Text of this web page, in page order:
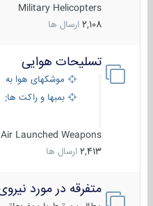
Military Helicopters
2,108 ارسال ها
تسلیحات هوایی
موشکهای هوا به هوا
بمبها و راکت های
Air Launched Weapons
2,413 ارسال ها
متفرقه در مورد